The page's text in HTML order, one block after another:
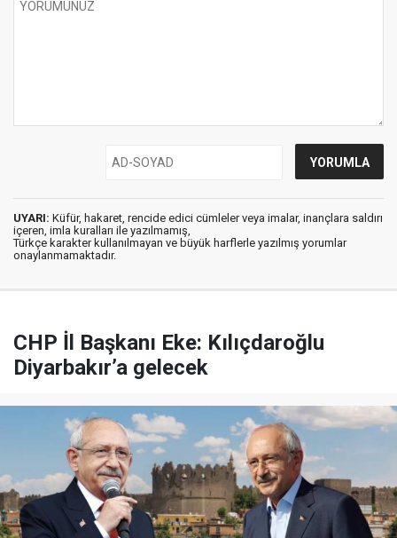
UYARI: Küfür, hakaret, rencide edici cümleler veya imalar, inançlara saldırı
içeren, imla kuralları ile yazılmamış,
Türkçe karakter kullanılmayan ve büyük harflerle yazılmış yorumlar
onaylanmamaktadır.
CHP İl Başkanı Eke: Kılıçdaroğlu
Diyarbakır’a gelecek